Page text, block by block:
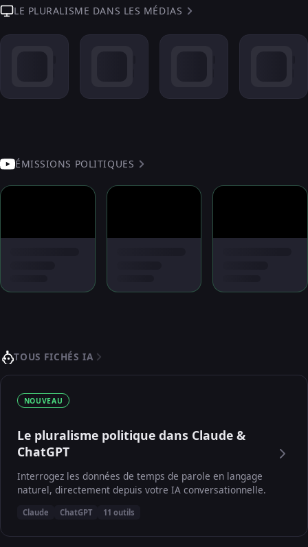
LE PLURALISME DANS LES MÉDIAS
ÉMISSIONS POLITIQUES
TOUS FICHÉS IA
NOUVEAU
Le pluralisme politique dans Claude &
ChatGPT
Interrogez les données de temps de parole en langage
naturel, directement depuis votre IA conversationnelle.
Claude ChatGPT 11 outils